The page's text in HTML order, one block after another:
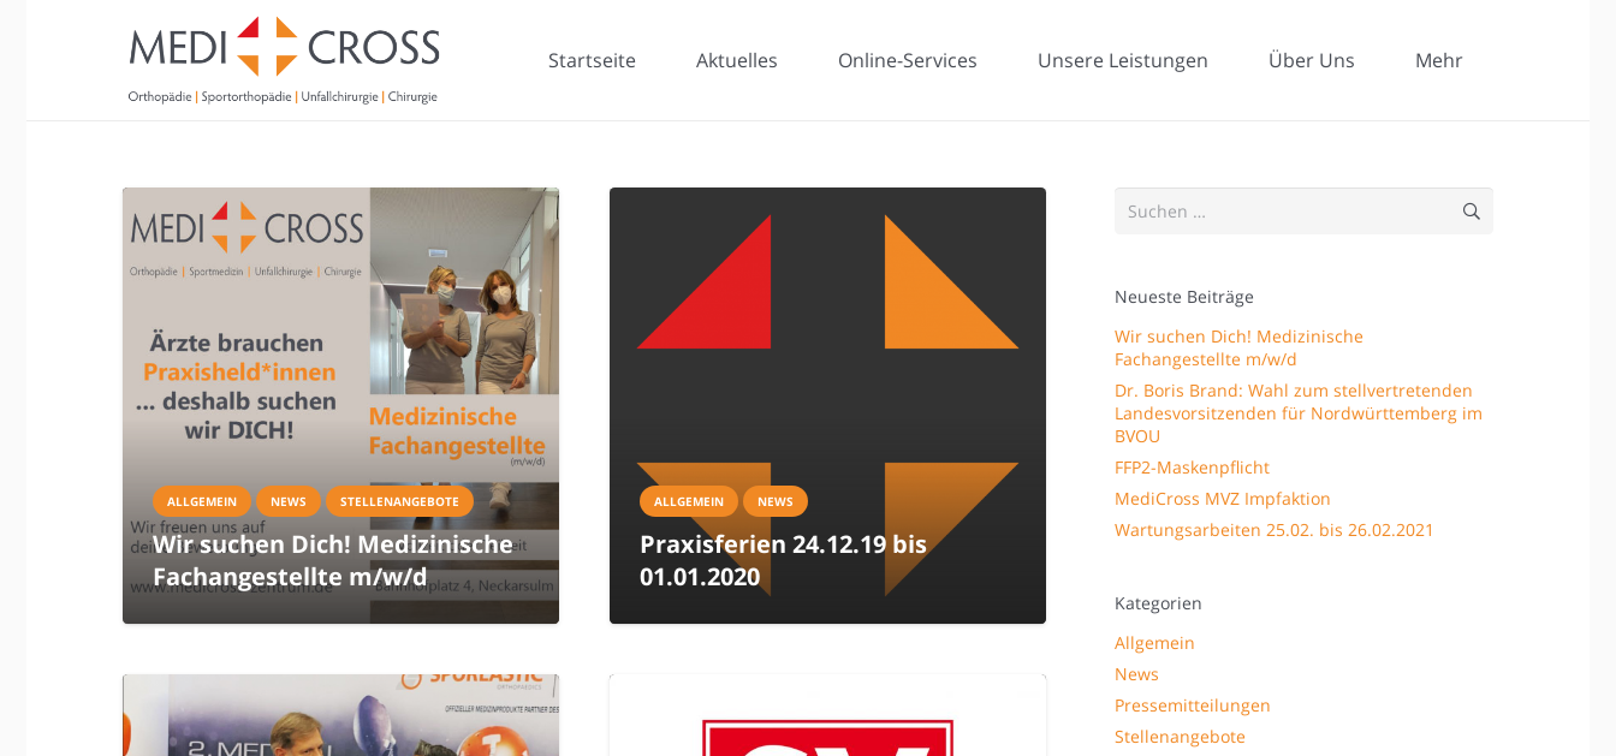
Startseite Aktuelles Online-Services Unsere Leistungen Über Uns Mehr
ALLGEMEIN NEWS STELLENANGEBOTE
Wir suchen Dich! Medizinische
Fachangestellte m/w/d
ALLGEMEIN NEWS
Praxisferien 24.12.19 bis
01.01.2020
Suchen
Neueste Beiträge
Wir suchen Dich! Medizinische
Fachangestellte m/w/d
Dr. Boris Brand: Wahl zum stellvertretenden
Landesvorsitzenden für Nordwürttemberg im
BVOU
FFP2-Maskenpflicht
MediCross MVZ Impfaktion
Wartungsarbeiten 25.02. bis 26.02.2021
Kategorien
Allgemein
News
Pressemitteilungen
Stellenangebote